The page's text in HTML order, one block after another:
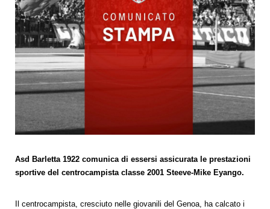
Asd Barletta 1922 comunica di essersi assicurata le prestazioni
sportive del centrocampista classe 2001 Steeve-Mike Eyango.
Il centrocampista, cresciuto nelle giovanili del Genoa, ha calcato i